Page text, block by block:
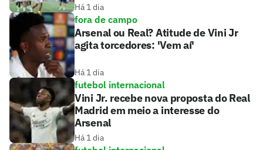
Há 1 dia
fora de campo
Arsenal ou Real? Atitude de Vini Jr
agita torcedores: 'Vem aí'
Há 1 dia
futebol internacional
Vini Jr. recebe nova proposta do Real
Madrid em meio a interesse do
Arsenal
Há 1 dia